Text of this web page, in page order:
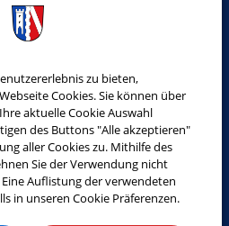
zu bieten,
Cookies. Sie können über
Ihre aktuelle Cookie Auswahl
des Buttons "Alle akzeptieren"
aller Cookies zu. Mithilfe des
Sie der Verwendung nicht
Auflistung der verwendeten
in unseren Cookie Präferenzen.